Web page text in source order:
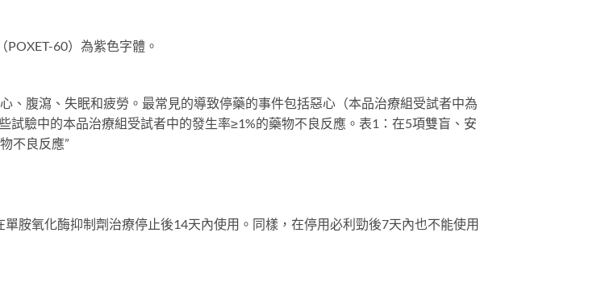
60）為紫色字體。
、腹瀉、失眠和疲勞。最常見的導致停藥的事件包括惡心（本品治療組受試者中為
試驗中的本品治療組受試者中的發生率≥1%的藥物不良反應。表1：在5項雙盲、安
不良反應”
胺氧化酶抑制劑治療停止後14天內使用。同樣，在停用必利勁後7天內也不能使用